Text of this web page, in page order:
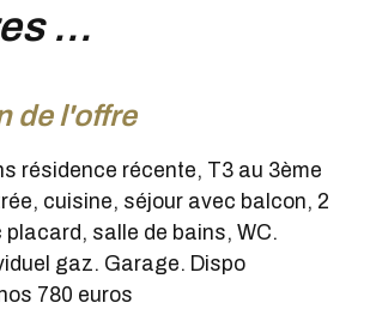
...
de l'offre
résidence récente, T3 au 3ème
cuisine, séjour avec balcon, 2
salle de bains, WC.
gaz. Garage. Dispo
780 euros